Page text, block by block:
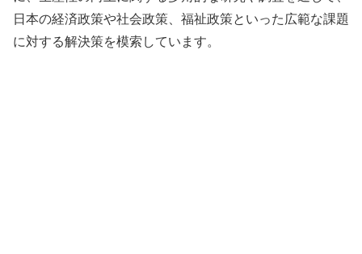
日本の経済政策や社会政策、福祉政策といった広範な課題
に対する解決策を模索しています。